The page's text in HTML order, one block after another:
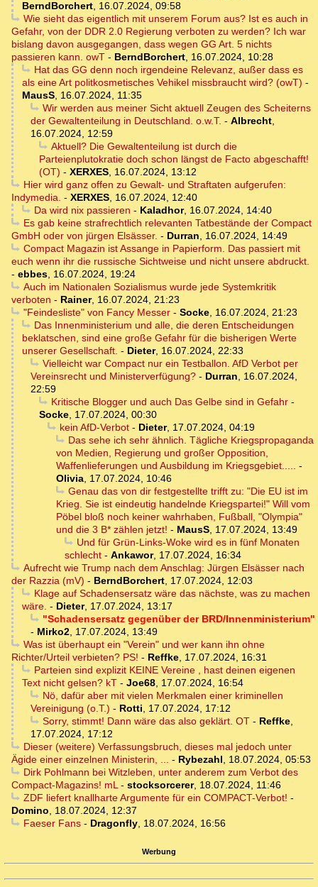
BerndBorchert, 16.07.2024, 09:58
Wie sieht das eigentlich mit unserem Forum aus? Ist es auch in
Gefahr, von der DDR 2.0 Regierung verboten zu werden? Ich war
bislang davon ausgegangen, dass wegen GG Art. 5 nichts
passieren kann. owT - BerndBorchert, 16.07.2024, 10:28
Hat das GG denn noch irgendeine Relevanz, außer dass es
als eine Art politkosmetisches Vehikel missbraucht wird? (owT) -
MausS, 16.07.2024, 11:35
Wir werden aus meiner Sicht aktuell Zeugen des Scheiterns
der Gewaltenteilung in Deutschland. o.w.T. - Albrecht,
16.07.2024, 12:59
Aktuell? Die Gewaltenteilung ist durch die
Parteienplutokratie doch schon längst de Facto abgeschafft!
(OT) - XERXES, 16.07.2024, 13:12
Hier wird ganz offen zu Gewalt- und Straftaten aufgerufen:
Indymedia. - XERXES, 16.07.2024, 12:40
Da wird nix passieren - Kaladhor, 16.07.2024, 14:40
Es gab keine strafrechtlich relevanten Tatbestände der Compact
GmbH oder von jürgen Elsässer. - Durran, 16.07.2024, 14:49
Compact Magazin ist Assange in Papierform. Das passiert mit
euch wenn ihr die russische Sichtweise und nicht unsere abdruckt.
- ebbes, 16.07.2024, 19:24
Auch im Nationalen Sozialismus wurde jede Systemkritik
verboten - Rainer, 16.07.2024, 21:23
"Feindesliste" von Fancy Messer- Socke, 16.07.2024, 21:23
Das Innenministerium und alle, die deren Entscheidungen
beklatschen, sind eine große Gefahr für die bisherigen Werte
unserer Gesellschaft. - Dieter, 16.07.2024, 22:33
Vielleicht war Compact nur ein Testballon. AfD Verbot per
Vereinsrecht und Ministerverfügung? - Durran, 16.07.2024,
22:59
Kritische Blogger und auch Das Gelbe sind in Gefahr-
Socke, 17.07.2024, 00:30
kein AfD-Verbot- Dieter, 17.07.2024, 04:19
Das sehe ich sehr ähnlich. Tägliche Kriegspropaganda
von Medien, Regierung und großer Opposition,
Waffenlieferungen und Ausbildung im Kriegsgebiet..... -
Olivia, 17.07.2024, 10:46
Genau das von dir festgestellte trifft zu: "Die EU ist im
Krieg. Sie ist eindeutig handelnde Kriegspartei!" Will vom
Pöbel bloß noch keiner wahrhaben, Fußball, "Olympia"
und die 3 B* zählen jetzt! - MausS, 17.07.2024, 13:49
Und für Grün-Links-Woke wird es in fünf Monaten
schlecht - Ankawor, 17.07.2024, 16:34
Aufrecht wie Trump nach dem Anschlag: Jürgen Elsässer nach
der Razzia (mV) - BerndBorchert, 17.07.2024, 12:03
Klage auf Schadensersatz wäre das nächste, was zu machen
wäre. - Dieter, 17.07.2024, 13:17
"Schadensersatz gegenüber der BRD/Innenministerium"
- Mirko2, 17.07.2024, 13:49
Was ist überhaupt ein "Verein" und wer kann ihn ohne
Richter/Urteil verbieten? PS! - Reffke, 17.07.2024, 16:31
Parteien sind explizit KEINE Vereine , hast deinen eigenen
Text nicht gelsen? kT - Joe68, 17.07.2024, 16:54
Nö, dafür aber mit vielen Merkmalen einer kriminellen
Vereinigung (o.T.) - Rotti, 17.07.2024, 17:12
Sorry, stimmt! Dann wäre das also geklärt. OT- Reffke,
17.07.2024, 17:12
Dieser (weitere) Verfassungsbruch, dieses mal jedoch unter
Ägide einer einzelnen Ministerin, ... - Rybezahl, 18.07.2024, 05:53
Dirk Pohlmann bei Witzleben, unter anderem zum Verbot des
Compact-Magazins! mL- stocksorcerer, 18.07.2024, 11:46
ZDF liefert knallharte Argumente für ein COMPACT-Verbot! -
Domino, 18.07.2024, 12:37
Faeser Fans- Dragonfly, 18.07.2024, 16:56
Werbung